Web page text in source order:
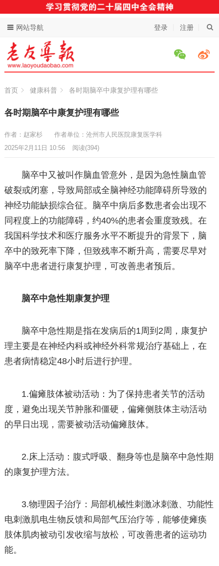
登录 注册
网站导航
首页 健康科普 各时期脑卒中康复护理有哪些
各时期脑卒中康复护理有哪些
作者：赵家杉
作者单位：沧州市人民医院康复医学科
2025年2月11日 10:56
阅读(394)
脑卒中又被叫作脑血管意外，是因为急性脑血管
破裂或闭塞，导致局部或全脑神经功能障碍所导致的
神经功能缺损综合征。脑卒中病后多数患者会出现不
同程度上的功能障碍，约40%的患者会重度致残。在
我国科学技术和医疗服务水平不断提升的背景下，脑
卒中的致死率下降，但致残率不断升高，需要尽早对
脑卒中患者进行康复护理，可改善患者预后。
脑卒中急性期康复护理
脑卒中急性期是指在发病后的1周到2周，康复护
理主要是在神经内科或神经外科常规治疗基础上，在
患者病情稳定48小时后进行护理。
1.偏瘫肢体被动活动：为了保持患者关节的活动
度，避免出现关节肿胀和僵硬，偏瘫侧肢体主动活动
的早日出现，需要被动活动偏瘫肢体。
2.床上活动：腹式呼吸、翻身等也是脑卒中急性期
的康复护理方法。
3.物理因子治疗：局部机械性刺激冰刺激、功能性
电刺激肌电生物反馈和局部气压治疗等，能够使瘫痪
肢体肌肉被动引发收缩与放松，可改善患者的运动功
能。